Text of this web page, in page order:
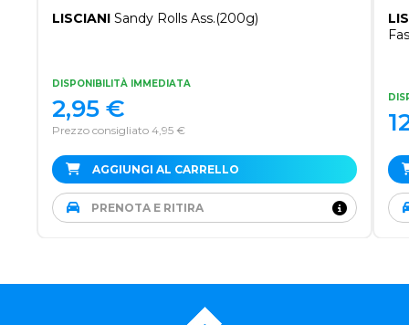
LISCIANI Sandy Rolls Ass.(200g)
DISPONIBILITÀ IMMEDIATA
Prezzo consigliato 4,95 €
2,95 €
AGGIUNGI AL CARRELLO
PRENOTA E RITIRA